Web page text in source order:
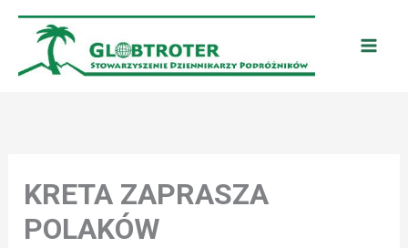
Przejdź
treści
KRETA ZAPRASZA
POLAKÓW